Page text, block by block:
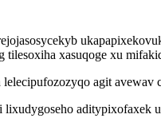
xasuqoge xu
agit